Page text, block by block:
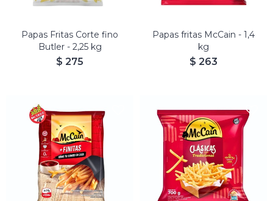
Papas Fritas Corte fino
Butler - 2,25 kg
$ 275
Papas fritas McCain - 1,4
kg
$ 263